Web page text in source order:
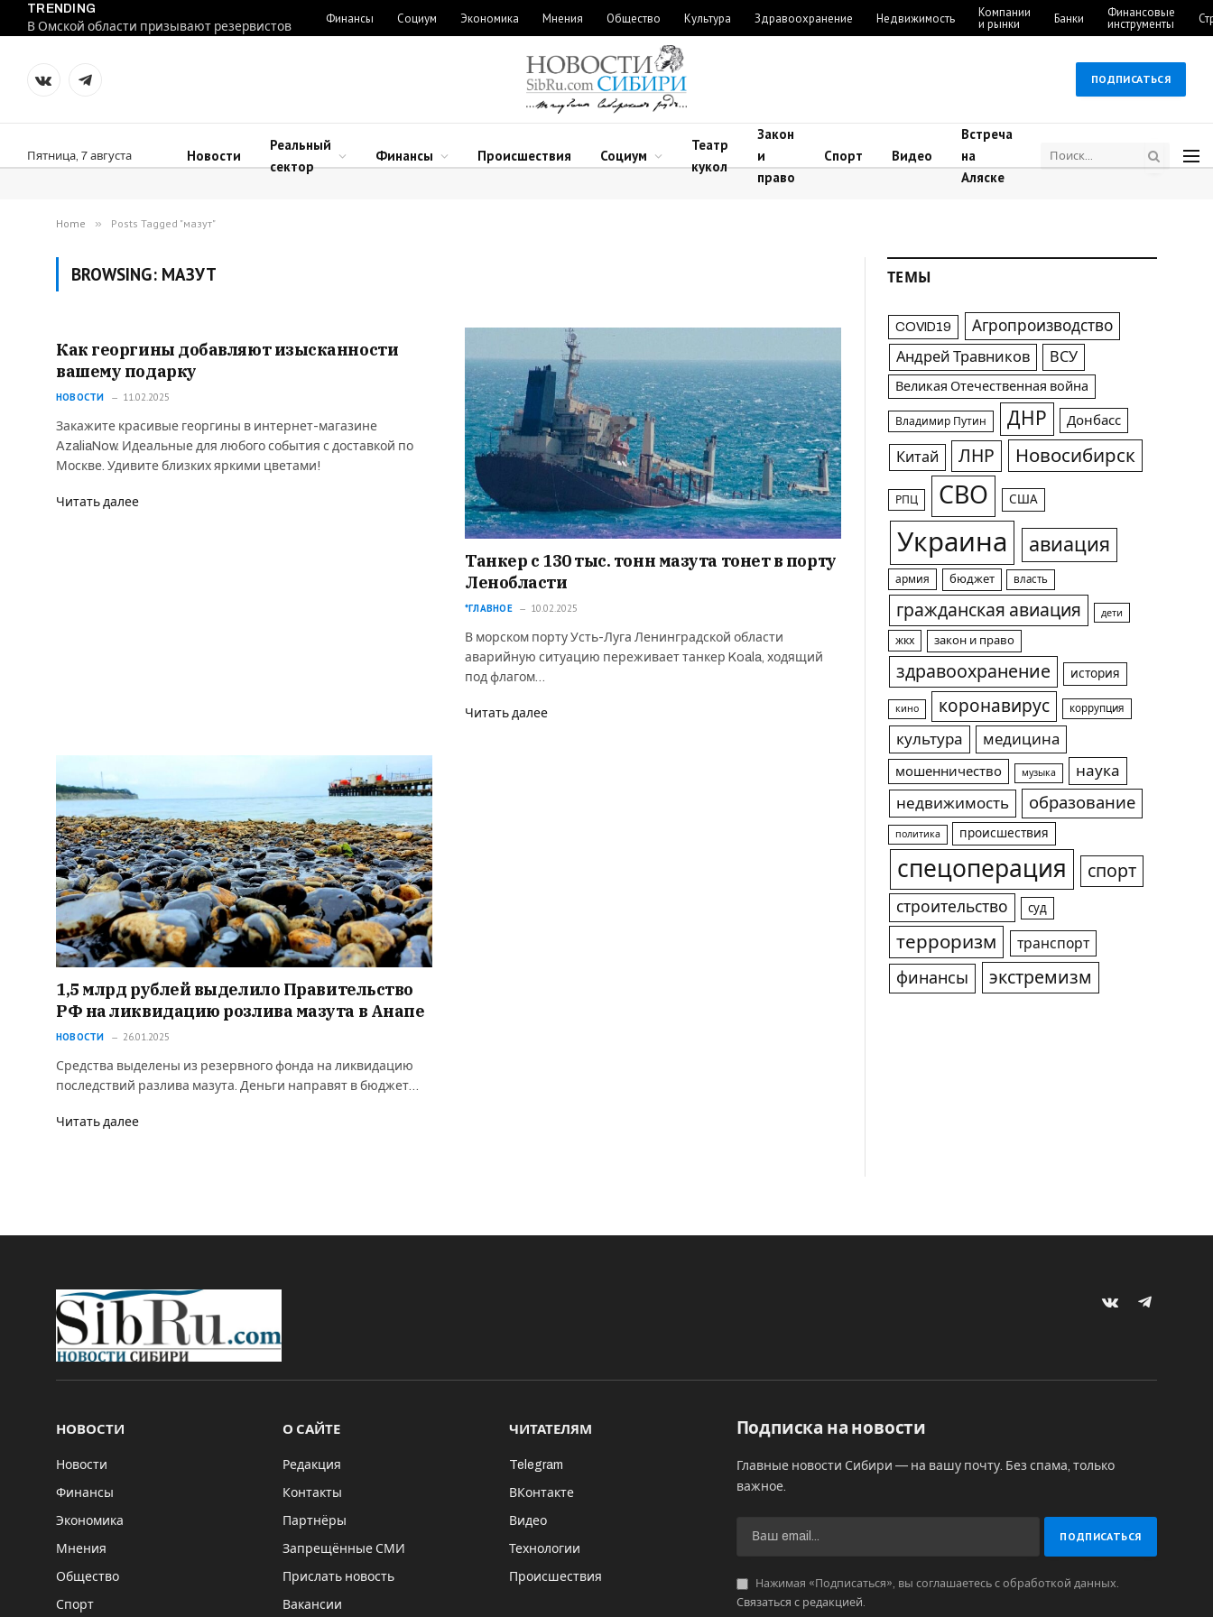
TRENDING
В Омской области призывают резервистов
Финансы Социум Экономика Мнения Общество Культура Здравоохранение Недвижимость Компании
и рынки Банки Финансовые
инструменты
VKontakteTelegram
ПОДПИСАТЬСЯ
Пятница, 7 августа Новости
Реальный
сектор
Финансы Происшествия Социум
Театр
кукол
Закон
и
право
Спорт Видео
Встреча
на
Аляске
Home » Posts Tagged "мазут"
BROWSING: МАЗУТ
Как георгины добавляют изысканности
вашему подарку
НОВОСТИ 11.02.2025
Закажите красивые георгины в интернет-магазине
AzaliaNow. Идеальные для любого события с доставкой по
Москве. Удивите близких яркими цветами!
Читать далее
Танкер с 130 тыс. тонн мазута тонет в порту
Ленобласти
*ГЛАВНОЕ 10.02.2025
В морском порту Усть-Луга Ленинградской области
аварийную ситуацию переживает танкер Koala, ходящий
под флагом…
Читать далее
1,5 млрд рублей выделило Правительство
РФ на ликвидацию розлива мазута в Анапе
НОВОСТИ 26.01.2025
Средства выделены из резервного фонда на ликвидацию
последствий разлива мазута. Деньги направят в бюджет…
Читать далее
ТЕМЫ
COVID19 Агропроизводство
Андрей Травников ВСУ
Великая Отечественная война
Владимир Путин ДНР Донбасс
Китай ЛНР Новосибирск
РПЦ СВО США
Украина авиация
армия бюджет власть
гражданская авиация дети
жкх закон и право
здравоохранение история
кино коронавирус коррупция
культура медицина
мошенничество музыка
наука
недвижимость
образование
политика происшествия
спецоперация спорт
строительство суд
терроризм транспорт
финансы экстремизм
VKontakteTelegram
НОВОСТИ
Новости
Финансы
Экономика
Мнения
Общество
Спорт
О САЙТЕ
Редакция
Контакты
Партнёры
Запрещённые СМИ
Прислать новость
Вакансии
ЧИТАТЕЛЯМ
Telegram
ВКонтакте
Видео
Технологии
Происшествия
Подписка на новости
Главные новости Сибири — на вашу почту. Без спама, только
важное.
Нажимая «Подписаться», вы соглашаетесь с обработкой данных.
Связаться с редакцией